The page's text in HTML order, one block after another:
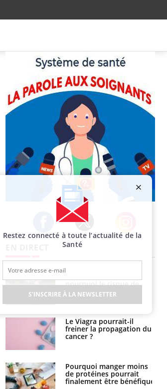
Facebook Twitter Instagram
pourquoi le risque de
noyade grimpe-t-il ?
Le Viagra pourrait-il
freiner la propagation du
cancer ?
Pourquoi manger moins
de protéines pourrait
finalement être bénéfique
Restez connecté à toute l’actualité de la
Santé
S'INSCRIRE À LA NEWSLETTER